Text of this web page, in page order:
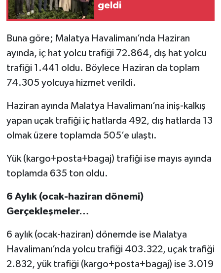
geldi
Buna göre; Malatya Havalimanı’nda Haziran
ayında, iç hat yolcu trafiği 72.864, dış hat yolcu
trafiği 1.441 oldu. Böylece Haziran da toplam
74.305 yolcuya hizmet verildi.
Haziran ayında Malatya Havalimanı’na iniş-kalkış
yapan uçak trafiği iç hatlarda 492, dış hatlarda 13
olmak üzere toplamda 505’e ulaştı.
Yük (kargo+posta+bagaj) trafiği ise mayıs ayında
toplamda 635 ton oldu.
6 Aylık (ocak-haziran dönemi)
Gerçekleşmeler…
6 aylık (ocak-haziran) dönemde ise Malatya
Havalimanı’nda yolcu trafiği 403.322, uçak trafiği
2.832, yük trafiği (kargo+posta+bagaj) ise 3.019